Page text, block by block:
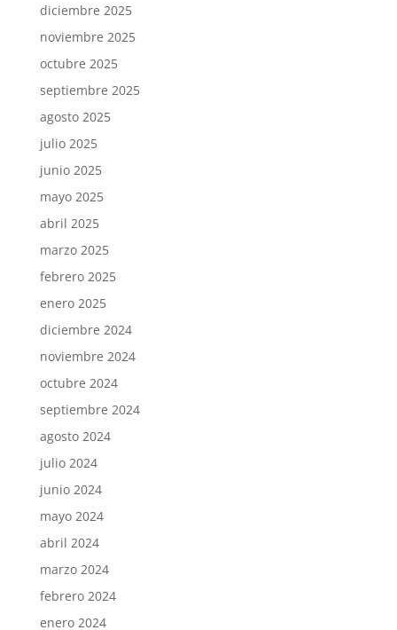
diciembre 2025
noviembre 2025
octubre 2025
septiembre 2025
agosto 2025
julio 2025
junio 2025
mayo 2025
abril 2025
marzo 2025
febrero 2025
enero 2025
diciembre 2024
noviembre 2024
octubre 2024
septiembre 2024
agosto 2024
julio 2024
junio 2024
mayo 2024
abril 2024
marzo 2024
febrero 2024
enero 2024